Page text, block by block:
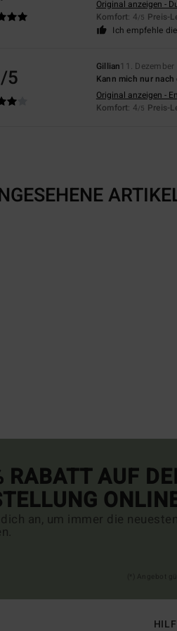
Original anzeigen -
Komfort: 4/5 Preis-
Ich empfehle
/5 Gillian11.
Kann mich nur
Original anzeigen -
Komfort: 4/5 Preis-
RABATT AUF
an, um immer die